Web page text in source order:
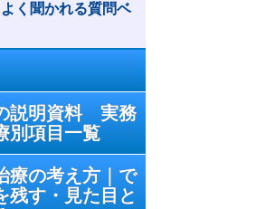
く聞かれる質問ベ
説明資料 実務
別項目一覧
療の考え方｜で
残す・見た目と